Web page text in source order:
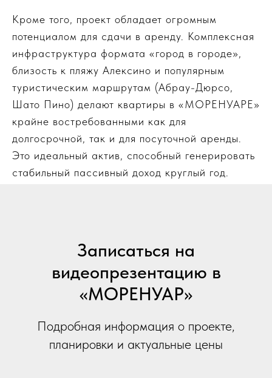
Кроме того, проект обладает огромным
потенциалом для сдачи в аренду. Комплексная
инфраструктура формата «город в городе»,
близость к пляжу Алексино и популярным
туристическим маршрутам (Абрау-Дюрсо,
Шато Пино) делают квартиры в «МОРЕНУАРЕ»
крайне востребованными как для
долгосрочной, так и для посуточной аренды.
Это идеальный актив, способный генерировать
стабильный пассивный доход круглый год.
Записаться на
видеопрезентацию в
«МОРЕНУАР»
Подробная информация о проекте,
планировки и актуальные цены